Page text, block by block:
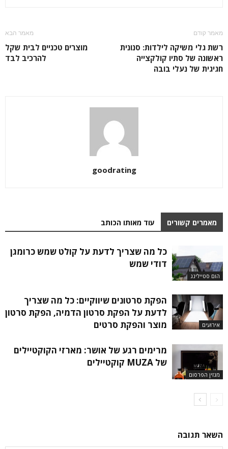
מאמר קודם
רשת גלי משיקה לילדות: סנונית
ראשונה של סתיו קולקצייה
חגיגית של נעלי בובה
מאמר הבא
מוצרים טכניים לבית שקל
להרכיב לבד
goodrating
מאמרים קשורים עוד מאותו הכותב
הום סטיילינג
כל מה שצריך לדעת על קולט שמש כרומגן
דודי שמש
אירועים
הפקת סרטונים שיווקיים: כל מה שצריך
לדעת על הפקת סרטון הדמיה, הפקת סרטון
מוצר והפקת סרטים
מגזין הפרסום
מרימים רגע של אושר: מארזי הקוקטיילים
של MUZA קוקטיילים
השאר תגובה